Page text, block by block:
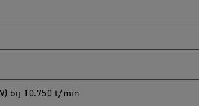
bij 10.750 t/min